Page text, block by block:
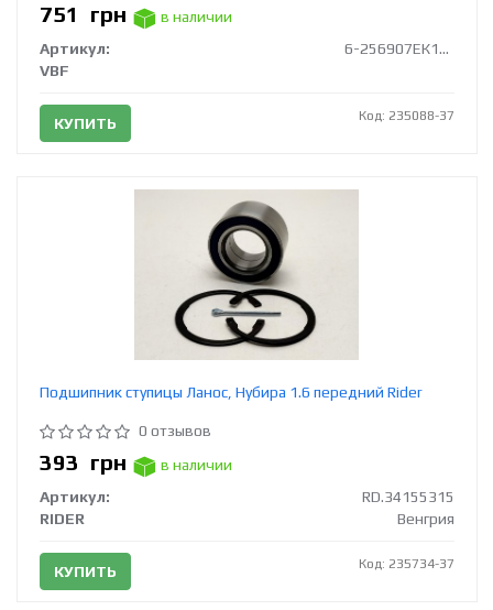
751 грн
в наличии
Артикул:
6-256907ЕК12L20
VBF
КУПИТЬ Код: 235088-37
Подшипник ступицы Ланос, Нубира 1.6 передний Rider
0 отзывов
393 грн
в наличии
Артикул:
RD.34155315
RIDER
Венгрия
КУПИТЬ Код: 235734-37